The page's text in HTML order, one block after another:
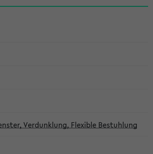
Verdunklung, Flexible Bestuhlung